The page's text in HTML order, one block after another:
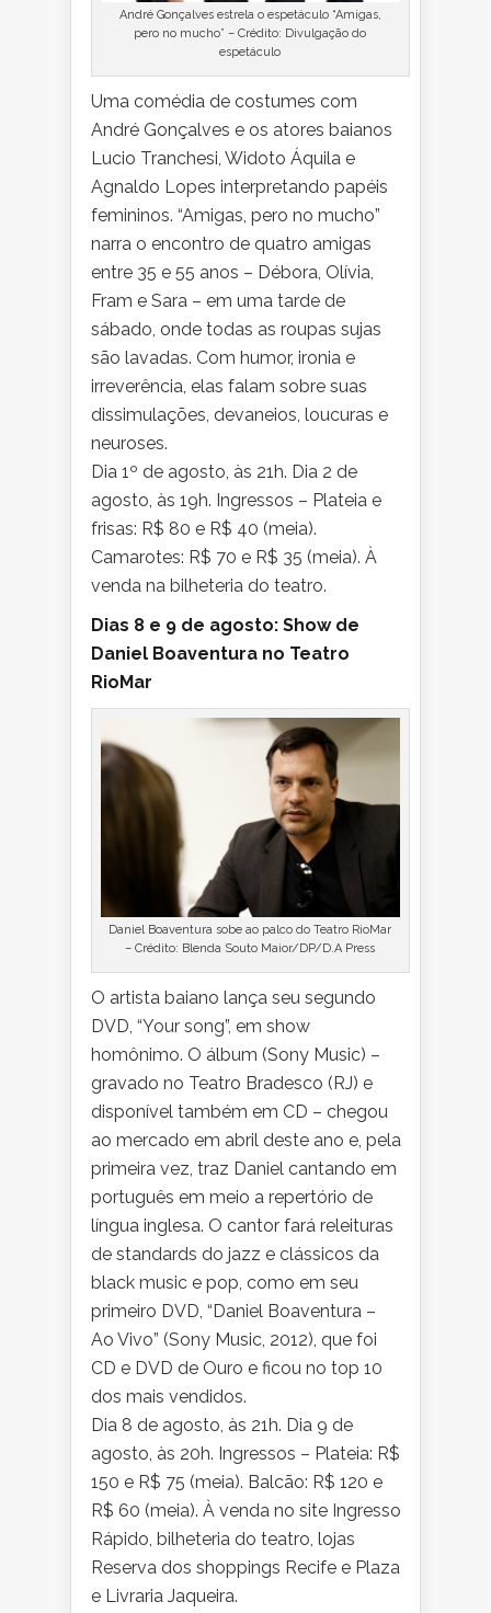
André Gonçalves estrela o espetáculo “Amigas,
pero no mucho” – Crédito: Divulgação do
espetáculo
Uma comédia de costumes com
André Gonçalves e os atores baianos
Lucio Tranchesi, Widoto Áquila e
Agnaldo Lopes interpretando papéis
femininos. “Amigas, pero no mucho”
narra o encontro de quatro amigas
entre 35 e 55 anos – Débora, Olívia,
Fram e Sara – em uma tarde de
sábado, onde todas as roupas sujas
são lavadas. Com humor, ironia e
irreverência, elas falam sobre suas
dissimulações, devaneios, loucuras e
neuroses.
Dia 1º de agosto, às 21h. Dia 2 de
agosto, às 19h. Ingressos – Plateia e
frisas: R$ 80 e R$ 40 (meia).
Camarotes: R$ 70 e R$ 35 (meia). À
venda na bilheteria do teatro.
Dias 8 e 9 de agosto: Show de
Daniel Boaventura no Teatro
RioMar
Daniel Boaventura sobe ao palco do Teatro RioMar
– Crédito: Blenda Souto Maior/DP/D.A Press
O artista baiano lança seu segundo
DVD, “Your song”, em show
homônimo. O álbum (Sony Music) –
gravado no Teatro Bradesco (RJ) e
disponível também em CD – chegou
ao mercado em abril deste ano e, pela
primeira vez, traz Daniel cantando em
português em meio a repertório de
língua inglesa. O cantor fará releituras
de standards do jazz e clássicos da
black music e pop, como em seu
primeiro DVD, “Daniel Boaventura –
Ao Vivo” (Sony Music, 2012), que foi
CD e DVD de Ouro e ficou no top 10
dos mais vendidos.
Dia 8 de agosto, às 21h. Dia 9 de
agosto, às 20h. Ingressos – Plateia: R$
150 e R$ 75 (meia). Balcão: R$ 120 e
R$ 60 (meia). À venda no site Ingresso
Rápido, bilheteria do teatro, lojas
Reserva dos shoppings Recife e Plaza
e Livraria Jaqueira.